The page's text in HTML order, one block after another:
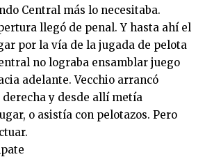
Central más lo necesitaba.
llegó de penal. Y hasta ahí el
por la vía de la jugada de pelota
no lograba ensamblar juego
adelante. Vecchio arrancó
derecha y desde allí metía
o asistía con pelotazos. Pero